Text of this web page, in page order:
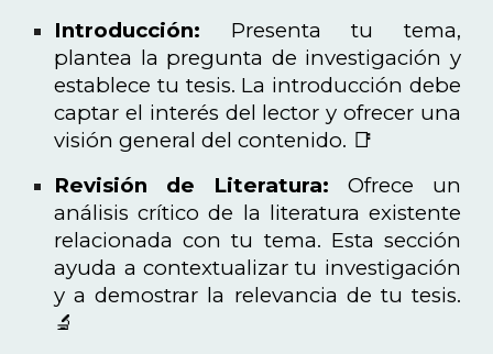
Introducción: Presenta tu tema,
plantea la pregunta de investigación y
establece tu tesis. La introducción debe
captar el interés del lector y ofrecer una
visión general del contenido. 📑
Revisión de Literatura: Ofrece un
análisis crítico de la literatura existente
relacionada con tu tema. Esta sección
ayuda a contextualizar tu investigación
y a demostrar la relevancia de tu tesis.
🔬